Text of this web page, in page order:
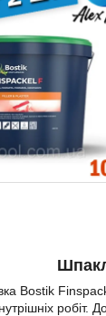
Bostik
робіт.